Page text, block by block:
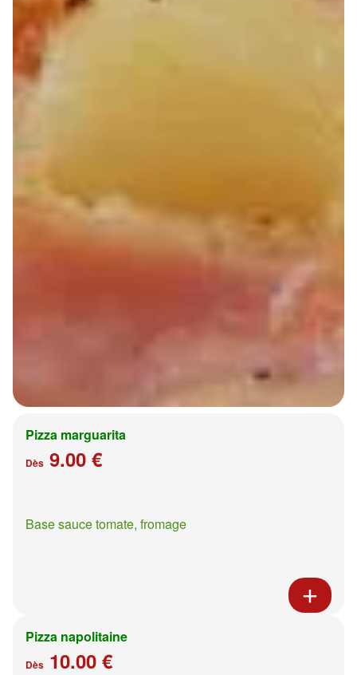
Pizza marguarita
Dès 9.00 €
Base sauce tomate, fromage
Pizza napolitaine
Dès 10.00 €